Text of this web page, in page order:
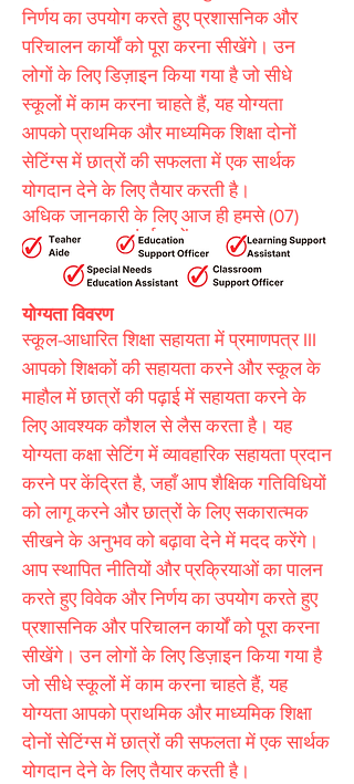
निर्णय का उपयोग करते हुए प्रशासनिक और
परिचालन कार्यों को पूरा करना सीखेंगे। उन
लोगों के लिए डिज़ाइन किया गया है जो सीधे
स्कूलों में काम करना चाहते हैं, यह योग्यता
आपको प्राथमिक और माध्यमिक शिक्षा दोनों
सेटिंग्स में छात्रों की सफलता में एक सार्थक
योगदान देने के लिए तैयार करती है।
अधिक जानकारी के लिए आज ही हमसे (07)
55917261
पर संपर्क करें।
योग्यता विवरण
स्कूल-आधारित शिक्षा सहायता में प्रमाणपत्र III
आपको शिक्षकों की सहायता करने और स्कूल के
माहौल में छात्रों की पढ़ाई में सहायता करने के
लिए आवश्यक कौशल से लैस करता है। यह
योग्यता कक्षा सेटिंग में व्यावहारिक सहायता प्रदान
करने पर केंद्रित है, जहाँ आप शैक्षिक गतिविधियों
को लागू करने और छात्रों के लिए सकारात्मक
सीखने के अनुभव को बढ़ावा देने में मदद करेंगे।
आप स्थापित नीतियों और प्रक्रियाओं का पालन
करते हुए विवेक और निर्णय का उपयोग करते हुए
प्रशासनिक और परिचालन कार्यों को पूरा करना
सीखेंगे। उन लोगों के लिए डिज़ाइन किया गया है
जो सीधे स्कूलों में काम करना चाहते हैं, यह
योग्यता आपको प्राथमिक और माध्यमिक शिक्षा
दोनों सेटिंग्स में छात्रों की सफलता में एक सार्थक
योगदान देने के लिए तैयार करती है।